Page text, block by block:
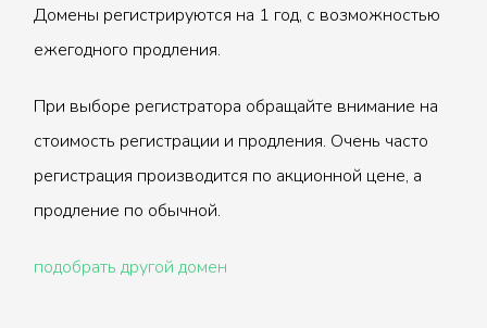
Домены регистрируются на 1 год, с возможностью
ежегодного продления.
При выборе регистратора обращайте внимание на
стоимость регистрации и продления. Очень часто
регистрация производится по акционной цене, а
продление по обычной.
подобрать другой домен